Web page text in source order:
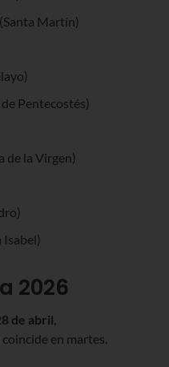
Martín)
Pentecostés)
de la Virgen)
Isabel)
2026
de abril,
coincide en martes.